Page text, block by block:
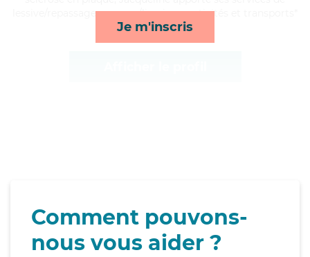
Je m'inscris
lessive/repassage, courses/livraison, activités et transports*
Comment pouvons-
nous vous aider ?